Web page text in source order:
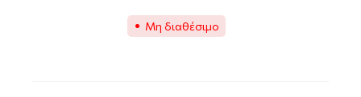
Μη διαθέσιμο